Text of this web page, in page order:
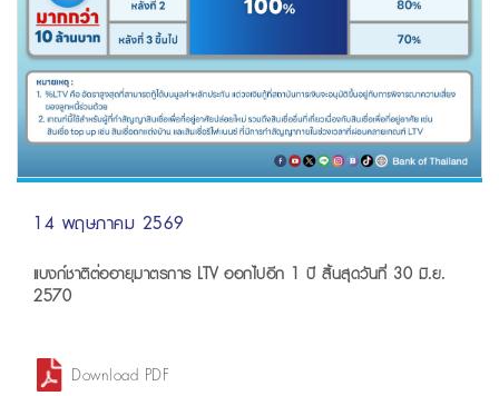
14 พฤษภาคม 2569
แบงก์ชาติต่ออายุมาตรการ LTV ออกไปอีก 1 ปี สิ้นสุดวันที่ 30 มิ.ย.
2570
Download PDF